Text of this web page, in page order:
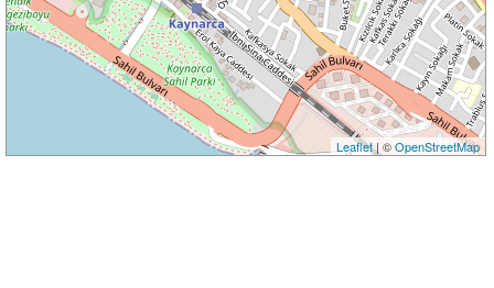
Leaflet| ©OpenStreetMap